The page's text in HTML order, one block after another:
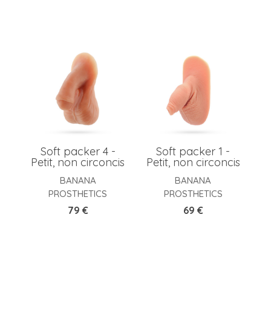
Soft packer 4 -
Petit, non circoncis
BANANA
PROSTHETICS
Prix
79 €
Soft packer 1 -
Petit, non circoncis
BANANA
PROSTHETICS
Prix
69 €